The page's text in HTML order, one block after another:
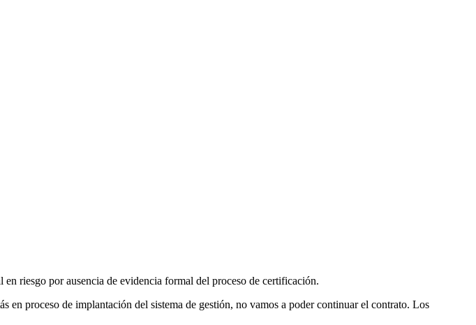
riesgo por ausencia de evidencia formal del proceso de certificación.
en proceso de implantación del sistema de gestión, no vamos a poder continuar el contrato. Los